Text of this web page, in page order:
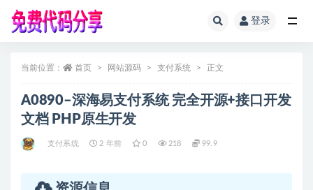
登录
当前位置： 首页 网站源码 支付系统 正文
A0890–深海易支付系统 完全开源+接口开发
文档 PHP原生开发
支付系统 2 年前 0 218 99.9